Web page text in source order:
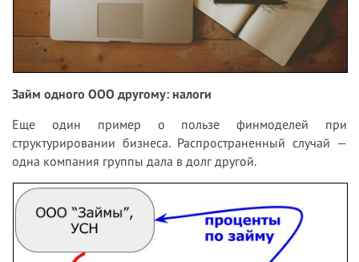
Займ одного ООО другому: налоги
Еще один пример о пользе финмоделей при
структурировании бизнеса. Распространенный случай —
одна компания группы дала в долг другой.